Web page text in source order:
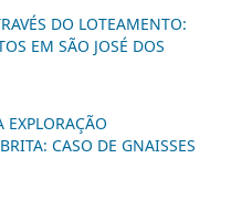
DO LOTEAMENTO:
EM SÃO JOSÉ DOS
CASO DE GNAISSES